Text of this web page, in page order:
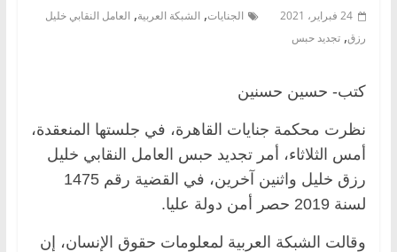
24 فبراير، 2021 الجنايات, الشبكة العربية, العامل النقابي خليل
رزق, تجديد حبس
كتب- حسين حسنين
نظرت محكمة جنايات القاهرة، في جلستها المنعقدة،
أمس الثلاثاء، أمر تجديد حبس العامل النقابي خليل
رزق خليل واثنين آخرين، في القضية رقم 1475
لسنة 2019 حصر أمن دولة عليا.
وقالت الشبكة العربية لمعلومات حقوق الإنسان، إن